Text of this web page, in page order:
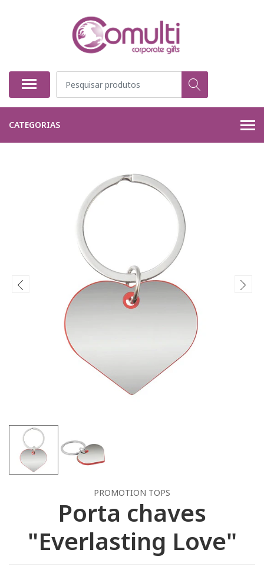
CATEGORIAS
PROMOTION TOPS
Porta chaves
"Everlasting Love"